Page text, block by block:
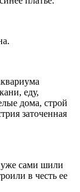
еду,
дома, строй
заточенная
уже сами шили
в честь ее